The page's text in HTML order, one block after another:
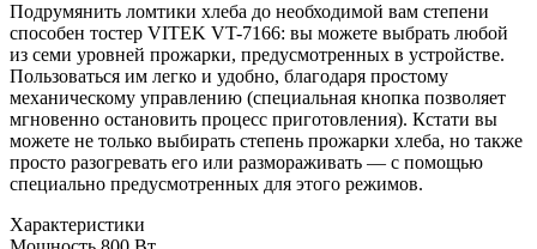
Подрумянить ломтики хлеба до необходимой вам степени
способен тостер VITEK VT-7166: вы можете выбрать любой
из семи уровней прожарки, предусмотренных в устройстве.
Пользоваться им легко и удобно, благодаря простому
механическому управлению (специальная кнопка позволяет
мгновенно остановить процесс приготовления). Кстати вы
можете не только выбирать степень прожарки хлеба, но также
просто разогревать его или размораживать — с помощью
специально предусмотренных для этого режимов.
Характеристики